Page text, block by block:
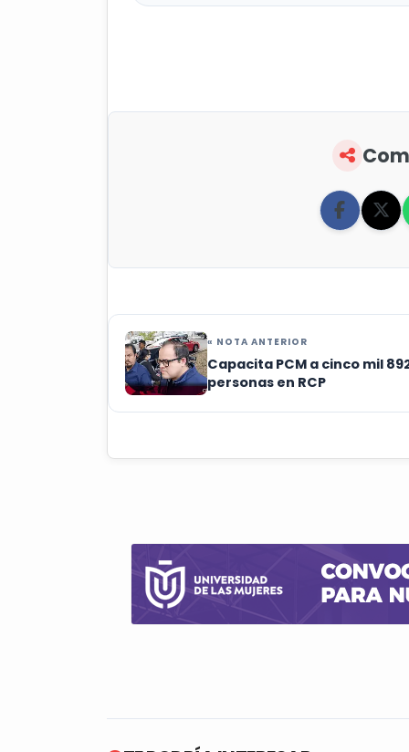
« NOTA ANTERIOR
Capacita PCM a cinco mil
personas en RCP